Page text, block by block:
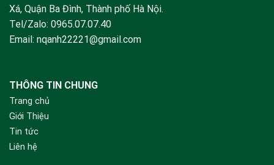
Xá, Quận Ba Đình, Thành phố Hà Nội.
Tel/Zalo: 0965.07.07.40
Email: nqanh22221@gmail.com
THÔNG TIN CHUNG
Trang chủ
Giới Thiệu
Tin tức
Liên hệ